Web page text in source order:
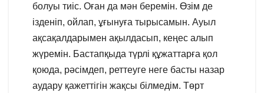
болуы тиіс. Оған да мән беремін. Өзім де
ізденіп, ойлап, ұғынуға тырысамын. Ауыл
ақсақалдарымен ақылдасып, кеңес алып
жүремін. Бастапқыда түрлі құжаттарға қол
қоюда, рәсімдеп, реттеуге неге басты назар
аудару қажеттігін жақсы білмедім. Төрт